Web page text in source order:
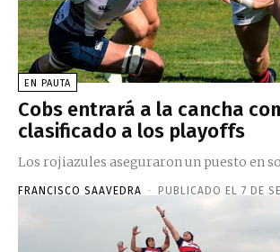
EN PAUTA
Cobs entrará a la cancha
clasificado a los playoffs
Los rojiazules aseguraron un puesto en
FRANCISCO SAAVEDRA - PUBLICADO EL 7 DE